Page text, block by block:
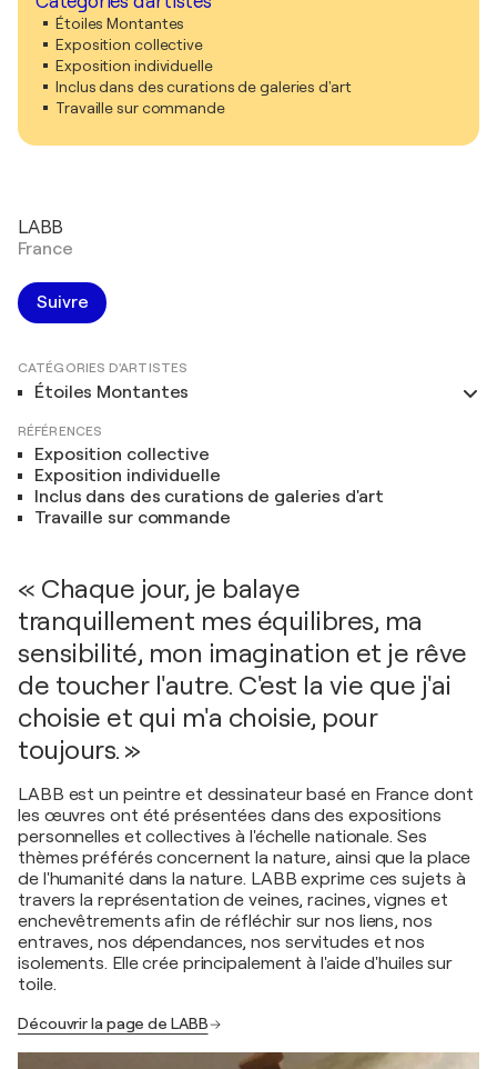
Étoiles Montantes
Exposition collective
Exposition individuelle
Inclus dans des curations de galeries d'art
Travaille sur commande
LABB
France
Suivre
CATÉGORIES D'ARTISTES
Étoiles Montantes
RÉFÉRENCES
Exposition collective
Exposition individuelle
Inclus dans des curations de galeries d'art
Travaille sur commande
« Chaque jour, je balaye
tranquillement mes équilibres, ma
sensibilité, mon imagination et je rêve
de toucher l'autre. C'est la vie que j'ai
choisie et qui m'a choisie, pour
toujours. »
LABB est un peintre et dessinateur basé en France dont
les œuvres ont été présentées dans des expositions
personnelles et collectives à l'échelle nationale. Ses
thèmes préférés concernent la nature, ainsi que la place
de l'humanité dans la nature. LABB exprime ces sujets à
travers la représentation de veines, racines, vignes et
enchevêtrements afin de réfléchir sur nos liens, nos
entraves, nos dépendances, nos servitudes et nos
isolements. Elle crée principalement à l'aide d'huiles sur
toile.
Découvrir la page de LABB